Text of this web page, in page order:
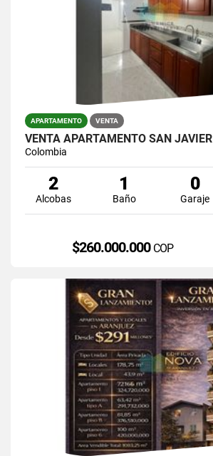
APARTAMENTO VENTA
VENTA APARTAMENTO SAN JAVIER
Colombia
2
Alcobas
1
Baño
0
Garaje
$260.000.000 COP